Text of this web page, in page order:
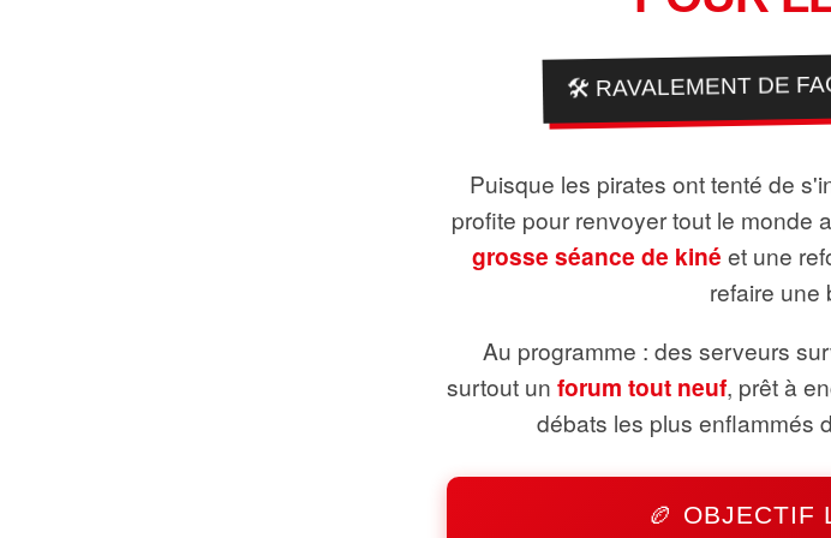
🛠️ RAVALEMENT DE
Puisque les pirates ont tenté de
profite pour renvoyer tout le monde
grosse séance de kiné et une
refaire une
Au programme : des serveurs
surtout un forum tout neuf, prêt à
débats les plus enflammés
🏉 OBJECTIF